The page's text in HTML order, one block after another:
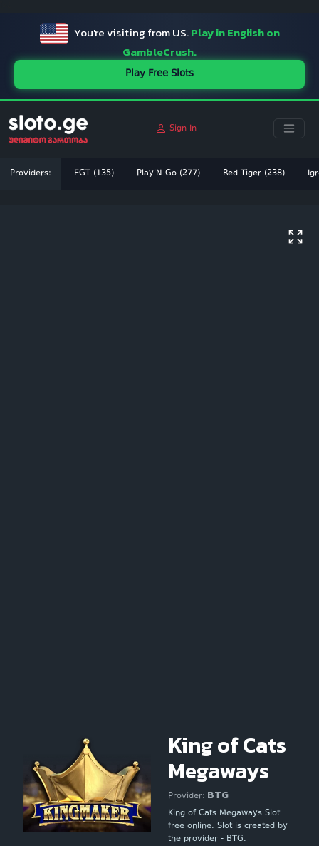
You're visiting from US.Play in English on
GambleCrush.
Play Free Slots
Sign In
Providers: EGT (135) Play'N Go (277) Red Tiger (238)
King of Cats
Megaways
Provider: BTG
King of Cats Megaways Slot
free online. Slot is created by
the provider - BTG.